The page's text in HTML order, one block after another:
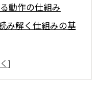
動作の仕組み
み解く仕組みの基
構造でわかりやす